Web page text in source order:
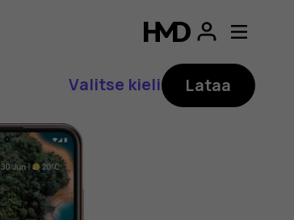
Valitse kieli Lataa